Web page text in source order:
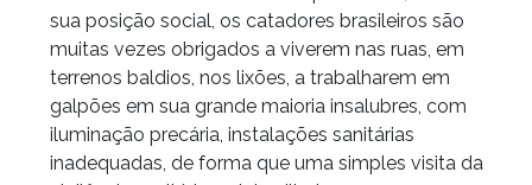
sua posição social, os catadores brasileiros são
muitas vezes obrigados a viverem nas ruas, em
terrenos baldios, nos lixões, a trabalharem em
galpões em sua grande maioria insalubres, com
iluminação precária, instalações sanitárias
inadequadas, de forma que uma simples visita da